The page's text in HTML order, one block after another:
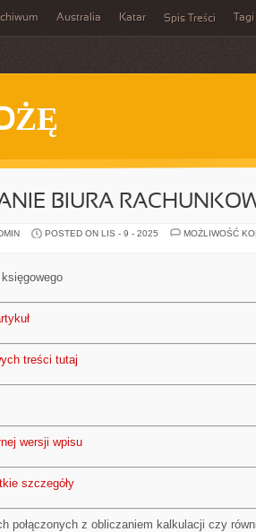
Australia Katar Spis Treści Tagi
BIURA
POSTED ON LIS - 9 - 2025
MOŻLIWOŚĆ
treści tutaj
wersji wpisu
szczegóły
połączonych z obliczaniem kalkulacji czy